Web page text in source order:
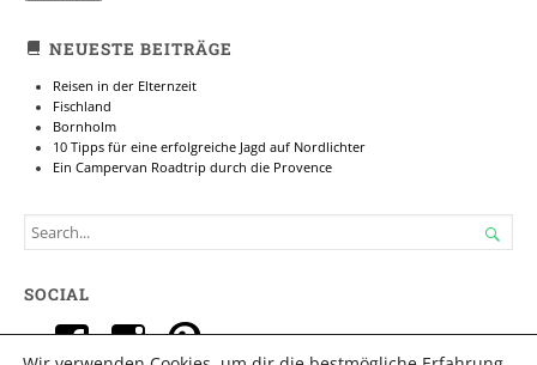
NEUESTE BEITRÄGE
Reisen in der Elternzeit
Fischland
Bornholm
10 Tipps für eine erfolgreiche Jagd auf Nordlichter
Ein Campervan Roadtrip durch die Provence
SEARCH
FOR...

SOCIAL
ProfilProfilProfil